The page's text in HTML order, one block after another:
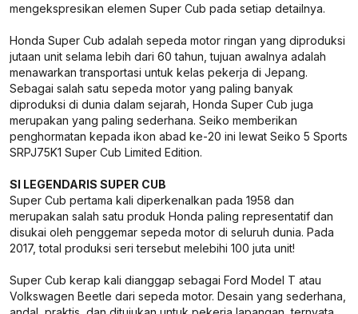
mengekspresikan elemen Super Cub pada setiap detailnya.
Honda Super Cub adalah sepeda motor ringan yang diproduksi
jutaan unit selama lebih dari 60 tahun, tujuan awalnya adalah
menawarkan transportasi untuk kelas pekerja di Jepang.
Sebagai salah satu sepeda motor yang paling banyak
diproduksi di dunia dalam sejarah, Honda Super Cub juga
merupakan yang paling sederhana. Seiko memberikan
penghormatan kepada ikon abad ke-20 ini lewat Seiko 5 Sports
SRPJ75K1 Super Cub Limited Edition.
SI LEGENDARIS SUPER CUB
Super Cub pertama kali diperkenalkan pada 1958 dan
merupakan salah satu produk Honda paling representatif dan
disukai oleh penggemar sepeda motor di seluruh dunia. Pada
2017, total produksi seri tersebut melebihi 100 juta unit!
Super Cub kerap kali dianggap sebagai Ford Model T atau
Volkswagen Beetle dari sepeda motor. Desain yang sederhana,